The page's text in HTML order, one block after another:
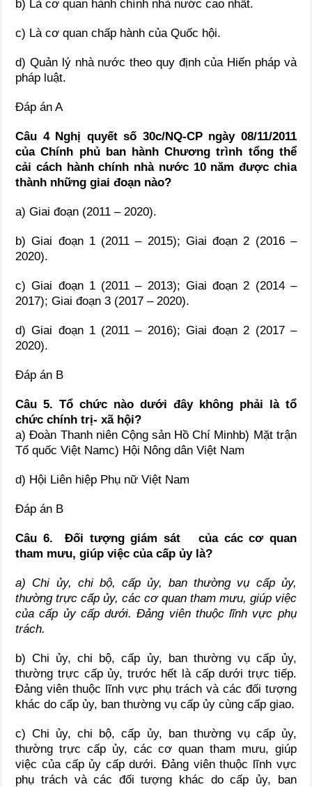
b) Là cơ quan hành chính nhà nước cao nhất.
c) Là cơ quan chấp hành của Quốc hội.
d) Quản lý nhà nước theo quy định của Hiến pháp và
pháp luật.
Đáp án A
Câu 4 Nghị quyết số 30c/NQ-CP ngày 08/11/2011
của Chính phủ ban hành Chương trình tổng thể
cải cách hành chính nhà nước 10 năm được chia
thành những giai đoạn nào?
a) Giai đoạn (2011 – 2020).
b) Giai đoạn 1 (2011 – 2015); Giai đoạn 2 (2016 –
2020).
c) Giai đoạn 1 (2011 – 2013); Giai đoạn 2 (2014 –
2017); Giai đoạn 3 (2017 – 2020).
d) Giai đoạn 1 (2011 – 2016); Giai đoạn 2 (2017 –
2020).
Đáp án B
Câu 5. Tổ chức nào dưới đây không phải là tổ
chức chính trị- xã hội?
a) Đoàn Thanh niên Cộng sản Hồ Chí Minhb) Mặt trận
Tổ quốc Việt Namc) Hội Nông dân Việt Nam
d) Hội Liên hiệp Phụ nữ Việt Nam
Đáp án B
Câu 6. Đối tượng giám sát
của các cơ quan
tham mưu, giúp việc của cấp ủy là?
a) Chi ủy, chi bộ, cấp ủy, ban thường vụ cấp ủy,
thường trực cấp ủy, các cơ quan tham mưu, giúp việc
của cấp ủy cấp dưới. Đảng viên thuộc lĩnh vực phụ
trách.
b) Chi ủy, chi bộ, cấp ủy, ban thường vụ cấp ủy,
thường trực cấp ủy, trước hết là cấp dưới trực tiếp.
Đảng viên thuộc lĩnh vực phụ trách và các đối tượng
khác do cấp ủy, ban thường vụ cấp ủy cùng cấp giao.
c) Chi ủy, chi bộ, cấp ủy, ban thường vụ cấp ủy,
thường trực cấp ủy, các cơ quan tham mưu, giúp
việc của cấp ủy cấp dưới. Đảng viên thuộc lĩnh vực
phụ trách và các đối tượng khác do cấp ủy, ban